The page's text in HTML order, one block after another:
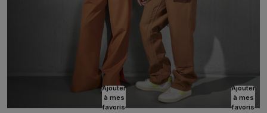
Ajouter
à mes
favoris
Ajouter
à mes
favoris